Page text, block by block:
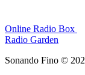
Online Radio Box
Radio Garden
Sonando Fino ©